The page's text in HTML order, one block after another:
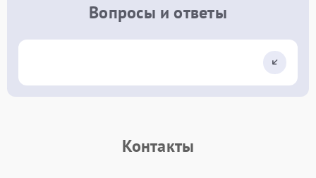
Вопросы и ответы
Контакты